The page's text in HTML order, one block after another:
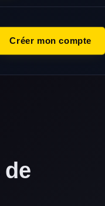
Créer mon compte
de